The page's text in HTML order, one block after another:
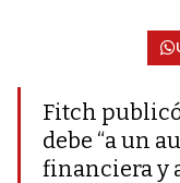
Fitch publicó
debe “a un
financiera y